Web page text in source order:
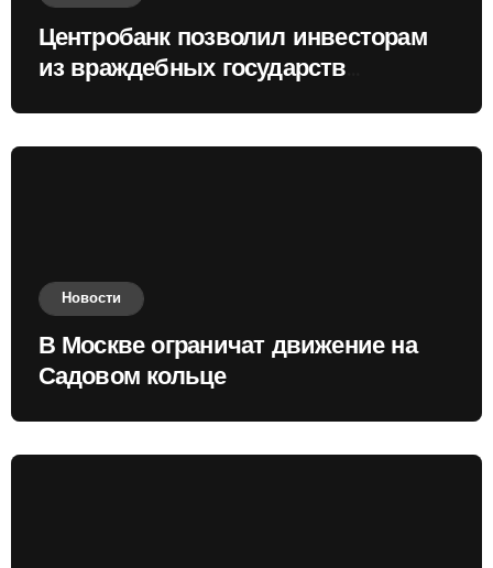
Центробанк позволил инвесторам
из враждебных государств
Новости
В Москве ограничат движение на
Садовом кольце